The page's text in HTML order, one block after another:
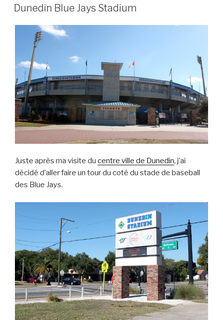
LE
Dunedin Blue Jays Stadium
Juste après ma visite du centre ville de Dunedin, j’ai
décidé d’aller faire un tour du coté du stade de baseball
des Blue Jays.